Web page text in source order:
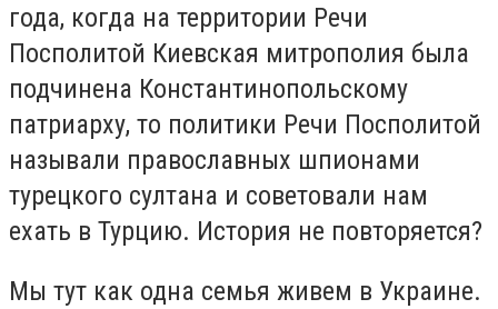
года, когда на территории Речи
Посполитой Киевская митрополия была
подчинена Константинопольскому
патриарху, то политики Речи Посполитой
называли православных шпионами
турецкого султана и советовали нам
ехать в Турцию. История не повторяется?
Мы тут как одна семья живем в Украине.